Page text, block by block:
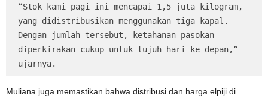
“Stok kami pagi ini mencapai 1,5 juta kilogram,
yang didistribusikan menggunakan tiga kapal.
Dengan jumlah tersebut, ketahanan pasokan
diperkirakan cukup untuk tujuh hari ke depan,”
ujarnya.
Muliana juga memastikan bahwa distribusi dan harga elpiji di